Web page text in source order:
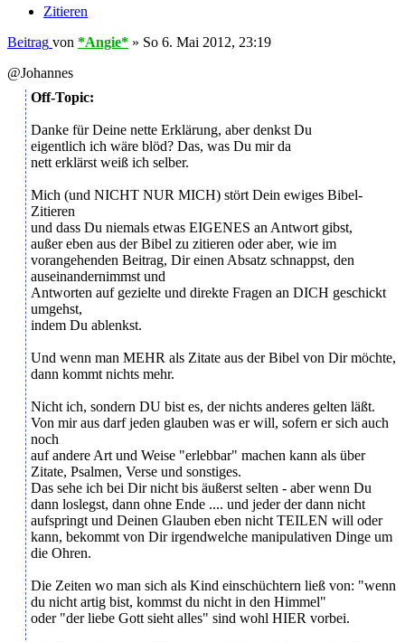
Zitieren
Beitrag von *Angie* » So 6. Mai 2012, 23:19
@Johannes
Off-Topic:
Danke für Deine nette Erklärung, aber denkst Du
eigentlich ich wäre blöd? Das, was Du mir da
nett erklärst weiß ich selber.
Mich (und NICHT NUR MICH) stört Dein ewiges Bibel-
Zitieren
und dass Du niemals etwas EIGENES an Antwort gibst,
außer eben aus der Bibel zu zitieren oder aber, wie im
vorangehenden Beitrag, Dir einen Absatz schnappst, den
auseinandernimmst und
Antworten auf gezielte und direkte Fragen an DICH geschickt
umgehst,
indem Du ablenkst.
Und wenn man MEHR als Zitate aus der Bibel von Dir möchte,
dann kommt nichts mehr.
Nicht ich, sondern DU bist es, der nichts anderes gelten läßt.
Von mir aus darf jeden glauben was er will, sofern er sich auch
noch
auf andere Art und Weise "erlebbar" machen kann als über
Zitate, Psalmen, Verse und sonstiges.
Das sehe ich bei Dir nicht bis äußerst selten - aber wenn Du
dann loslegst, dann ohne Ende .... und jeder der dann nicht
aufspringt und Deinen Glauben eben nicht TEILEN will oder
kann, bekommt von Dir irgendwelche manipulativen Dinge um
die Ohren.
Die Zeiten wo man sich als Kind einschüchtern ließ von: "wenn
du nicht artig bist, kommst du nicht in den Himmel"
oder "der liebe Gott sieht alles" sind wohl HIER vorbei.